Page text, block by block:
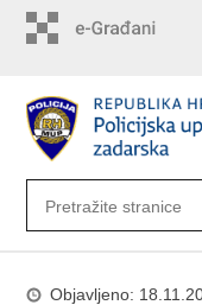
Objavljeno: